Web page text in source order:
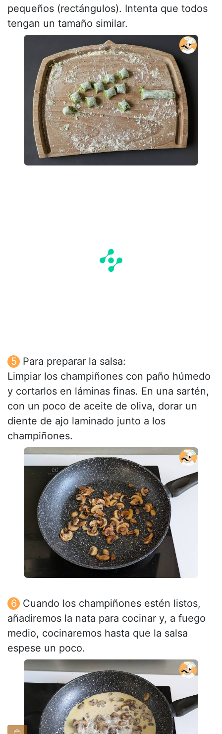
pequeños (rectángulos). Intenta que todos
tengan un tamaño similar.
Para preparar la salsa:
Limpiar los champiñones con paño húmedo
y cortarlos en láminas finas. En una sartén,
con un poco de aceite de oliva, dorar un
diente de ajo laminado junto a los
champiñones.
Cuando los champiñones estén listos,
añadiremos la nata para cocinar y, a fuego
medio, cocinaremos hasta que la salsa
espese un poco.